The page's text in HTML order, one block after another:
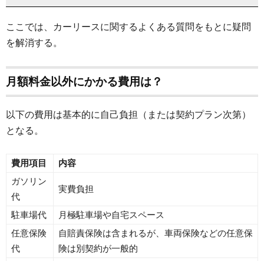
ここでは、カーリースに関するよくある質問をもとに疑問
を解消する。
月額料金以外にかかる費用は？
以下の費用は基本的に自己負担（または契約プラン次第）
となる。
費用項目
内容
ガソリン
代
実費負担
駐車場代
月極駐車場や自宅スペース
任意保険
代
自賠責保険は含まれるが、車両保険などの任意保
険は別契約が一般的